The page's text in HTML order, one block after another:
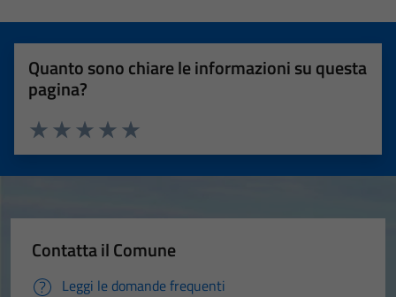
Quanto sono chiare le informazioni su questa
pagina?
Valuta 5 stelle su 5
Valuta 4 stelle su 5
Valuta 3 stelle su 5
Valuta 2 stelle su 5
Valuta 1 stelle su 5
Contatta il Comune
Leggi le domande frequenti